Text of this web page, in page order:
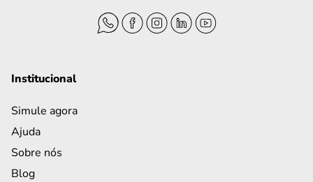
Institucional
Simule agora
Ajuda
Sobre nós
Blog